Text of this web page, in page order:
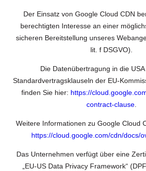
Der Einsatz von Google Cloud CDN
berechtigten Interesse an einer
sicheren Bereitstellung unseres
lit. f DSGVO).
Die Datenübertragung in die
Standardvertragsklauseln der EU-
finden Sie hier: https://
contract-clause.
Weitere Informationen zu Google Cloud
https://cloud.google.com/cdn/docs/
Das Unternehmen verfügt über eine
„EU-US Data Privacy Framework“